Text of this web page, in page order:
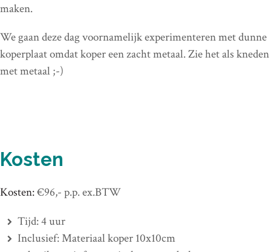
maken.
We gaan deze dag voornamelijk experimenteren met dunne
koperplaat omdat koper een zacht metaal. Zie het als kneden
met metaal ;-)
Kosten
Kosten:€96,- p.p. ex.BTW
Tijd: 4 uur
Inclusief: Materiaal koper 10x10cm